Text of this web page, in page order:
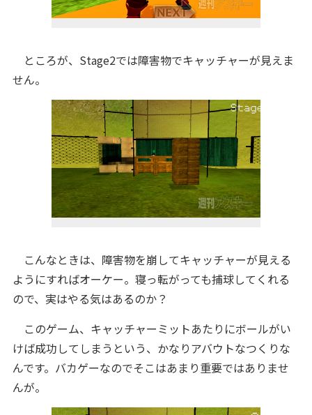
ところが、Stage2では障害物でキャッチャーが見えま
せん。
こんなときは、障害物を崩してキャッチャーが見える
ようにすればオーケー。寝っ転がっても捕球してくれる
ので、実はやる気はあるのか？
このゲーム、キャッチャーミットあたりにボールがい
けば成功してしまうという、かなりアバウトなつくりな
んです。バカゲーなのでそこはあまり重要ではありませ
んが。